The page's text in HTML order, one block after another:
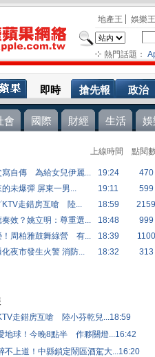
地產王 娛樂王
熱門話題：
即時 搶先報 政治
會 國際 財經 生活 娛
上線時間 點閱
寫自傳 為給女兒伊麗... 19:24
470
未爆彈 屏東一男...
19:11
599
走錯房互嗆 陸...
18:59
2159
效？姚立明：尊重選...
18:48
999
！周柏雅鼓舞綠營 有...
18:39
1100
化夜市發生火警 消防...
18:32 313
走錯房互嗆 陸小芬乾兒...18:59
地球！今晚8點半 作夥關燈...16:42
上道！中縣鎖定鬧區酒駕大...16:20